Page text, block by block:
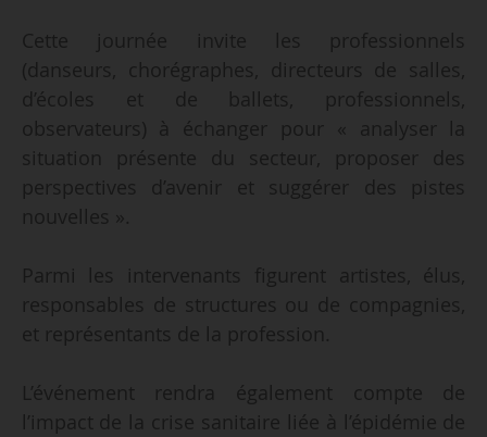
Cette journée invite les professionnels
(danseurs, chorégraphes, directeurs de salles,
d’écoles et de ballets, professionnels,
observateurs) à échanger pour « analyser la
situation présente du secteur, proposer des
perspectives d’avenir et suggérer des pistes
nouvelles ».
Parmi les intervenants figurent artistes, élus,
responsables de structures ou de compagnies,
et représentants de la profession.
L’événement rendra également compte de
l’impact de la crise sanitaire liée à l’épidémie de